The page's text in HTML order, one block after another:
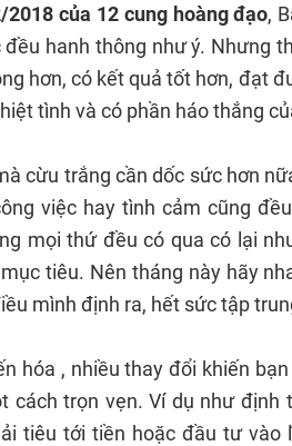
của 12 cung hoàng đạo,
đều hanh thông như ý. Nhưng
hơn, có kết quả tốt hơn, đạt
tình và có phần háo thắng
cừu trắng cần dốc sức hơn
việc hay tình cảm cũng
mọi thứ đều có qua có lại
tiêu. Nên tháng này hãy
mình định ra, hết sức tập
hóa , nhiều thay đổi khiến
cách trọn vẹn. Ví dụ như
tiêu tới tiền hoặc đầu tư